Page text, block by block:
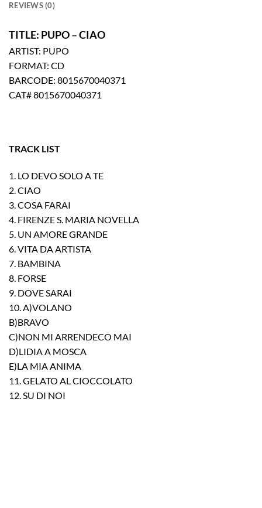
REVIEWS (0)
TITLE: PUPO – CIAO
ARTIST: PUPO
FORMAT: CD
BARCODE: 8015670040371
CAT# 8015670040371
TRACK LIST
1. LO DEVO SOLO A TE
2. CIAO
3. COSA FARAI
4. FIRENZE S. MARIA NOVELLA
5. UN AMORE GRANDE
6. VITA DA ARTISTA
7. BAMBINA
8. FORSE
9. DOVE SARAI
10. A)VOLANO
B)BRAVO
C)NON MI ARRENDECO MAI
D)LIDIA A MOSCA
E)LA MIA ANIMA
11. GELATO AL CIOCCOLATO
12. SU DI NOI